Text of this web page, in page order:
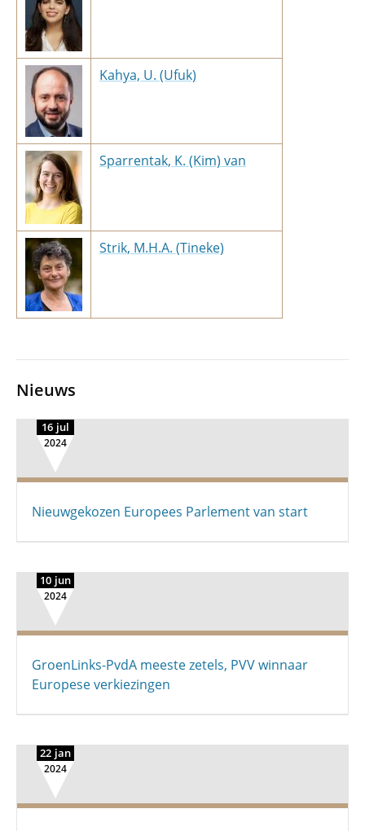
Kahya, U. (Ufuk)
Sparrentak, K. (Kim) van
Strik, M.H.A. (Tineke)
Nieuws
16 jul
2024
Nieuwgekozen Europees Parlement van start
10 jun
2024
GroenLinks-PvdA meeste zetels, PVV winnaar
Europese verkiezingen
22 jan
2024